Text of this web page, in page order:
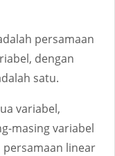
persamaan
dengan
satu.
variabel,
masing variabel
persamaan linear